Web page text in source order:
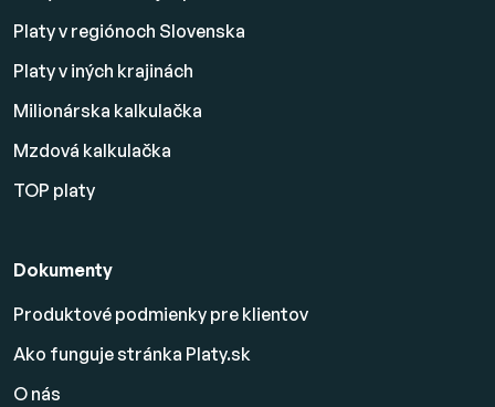
Platy v regiónoch Slovenska
Platy v iných krajinách
Milionárska kalkulačka
Mzdová kalkulačka
TOP platy
Dokumenty
Produktové podmienky pre klientov
Ako funguje stránka Platy.sk
O nás